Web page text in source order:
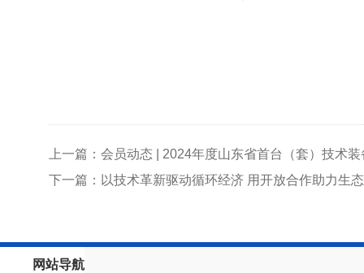
上一篇：会员动态 | 2024年度山东省首台（套）技术
下一篇：以技术革新驱动循环经济 用开放合作助力
网站导航